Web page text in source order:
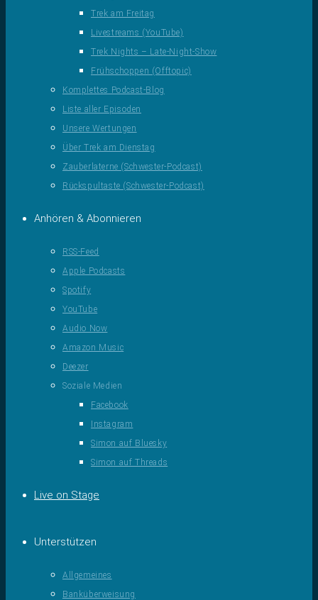
Trek am Freitag
Livestreams (YouTube)
Trek Nights – Late-Night-Show
Frühschoppen (Offtopic)
Komplettes Podcast-Blog
Liste aller Episoden
Unsere Wertungen
Über Trek am Dienstag
Zauberlaterne (Schwester-Podcast)
Rückspultaste (Schwester-Podcast)
Anhören & Abonnieren
RSS-Feed
Apple Podcasts
Spotify
YouTube
Audio Now
Amazon Music
Deezer
Soziale Medien
Facebook
Instagram
Simon auf Bluesky
Simon auf Threads
Live on Stage
Unterstützen
Allgemeines
Banküberweisung